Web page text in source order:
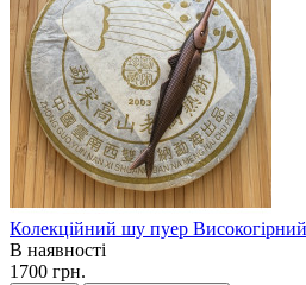
Колекційний шу пуер
В наявності
1700 грн.